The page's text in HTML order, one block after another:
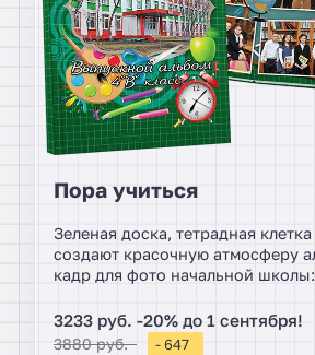
Пора учиться
Зеленая доска, тетрадная
создают красочную атмосферу
кадр для фото начальной
бюджета можно заказать
количество внутренних
3233 руб. -20% до 1 сентября!
3880 руб. - 647